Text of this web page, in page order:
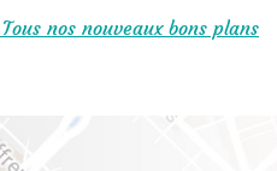
Tous nos nouveaux bons plans